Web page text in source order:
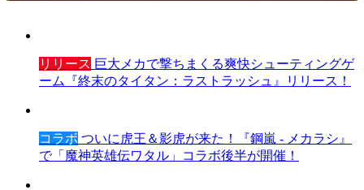
リリース 巨大メカで撃ちまくる爽快シューティングゲ
ーム『終末のタイタン：ラストラッシュ』リリース！
コラボ ついに虎王＆影虎が来た！『鋼嵐 - メカラシ』
で「魔神英雄伝ワタル」コラボ後半が開催！